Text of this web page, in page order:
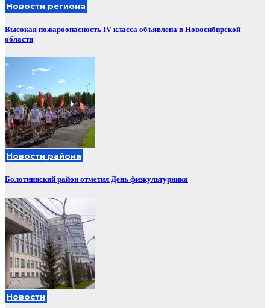
Новости региона
Высокая пожароопасность IV класса объявлена в Новосибирской
области
Новости района
Болотнинский район отметил День физкультурника
Новости